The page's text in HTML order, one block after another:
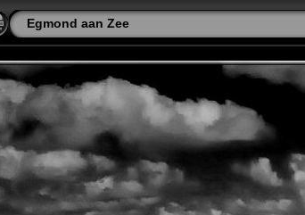
Egmond aan Zee